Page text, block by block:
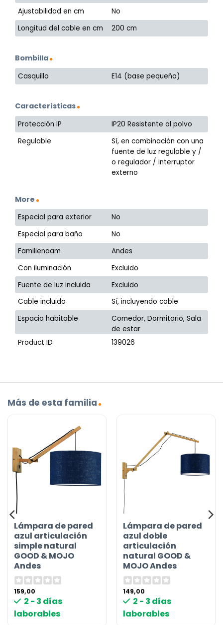
Ajustabilidad en cm
No
Longitud del cable en cm
200 cm
Bombilla
Casquillo E14 (base pequeña)
Características
Protección IP
IP20 Resistente al polvo
Regulable
Sí, en combinación con una
fuente de luz regulable y /
o regulador / interruptor
externo
More
Especial para exterior
No
Especial para baño
No
Familienaam
Andes
Con iluminación
Excluido
Fuente de luz incluida
Excluido
Cable incluido
Sí, incluyendo cable
Espacio habitable
Comedor, Dormitorio, Sala
de estar
Product ID
139026
Más de esta familia
Lámpara de pared
azul articulación
simple natural
GOOD & MOJO
Andes
159,00
2 - 3 días
laborables
Lámpara de pared
azul doble
articulación
natural GOOD &
MOJO Andes
149,00
2 - 3 días
laborables